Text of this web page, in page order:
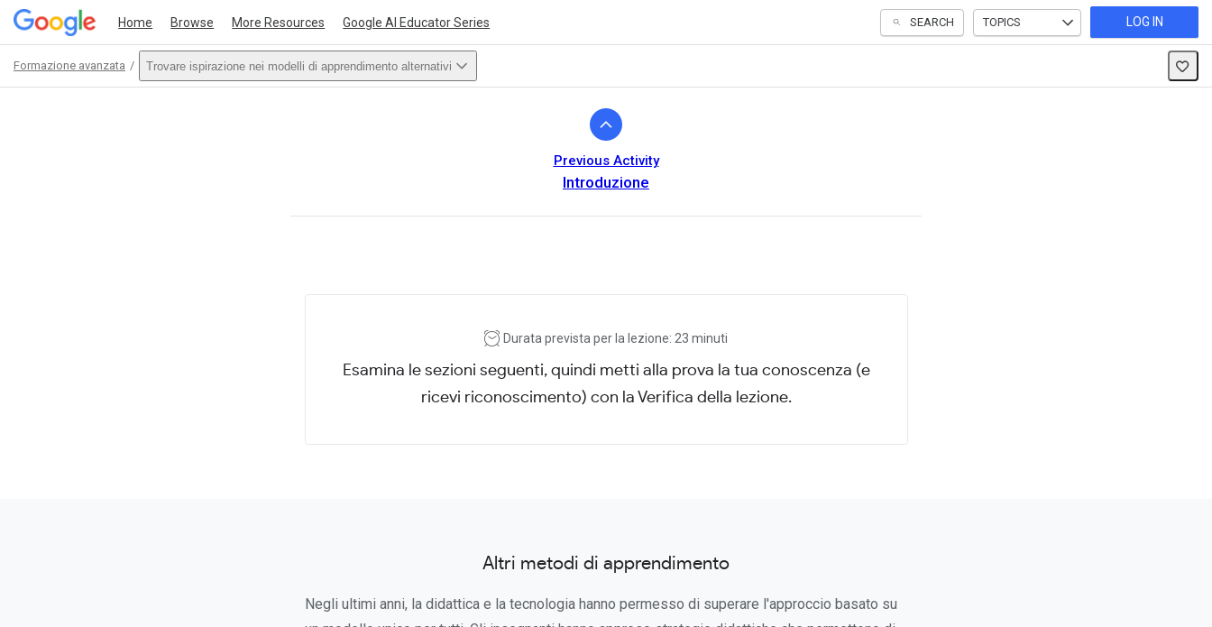
Home Browse More Resources Google AI Educator Series SEARCH TOPICS LOG IN
Formazione avanzata Trovare ispirazione nei modelli di apprendimento alternativi
Previous Activity
Introduzione
Durata prevista per la lezione: 23 minuti
Esamina le sezioni seguenti, quindi metti alla prova la tua conoscenza (e
ricevi riconoscimento) con la Verifica della lezione.
Altri metodi di apprendimento
Negli ultimi anni, la didattica e la tecnologia hanno permesso di superare l'approccio basato su